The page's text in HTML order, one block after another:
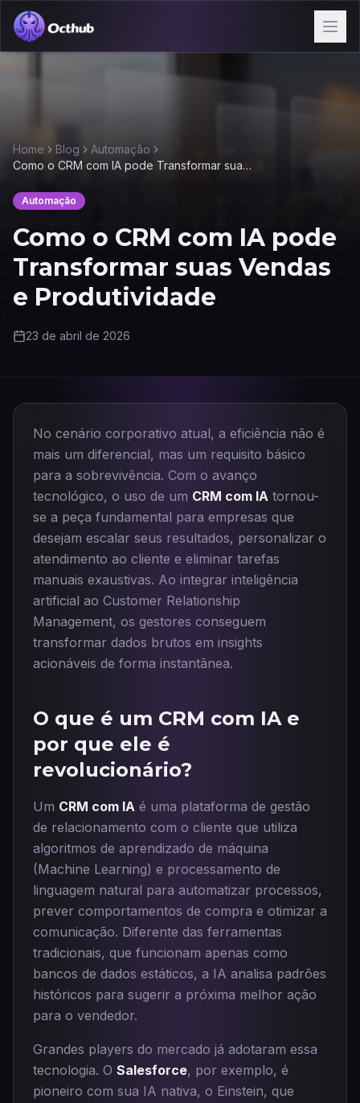
Home Blog
Automação
Como o CRM com IA pode Transformar suas
Automação
Como o CRM com IA pode
Transformar suas Vendas
e Produtividade
23 de abril de 2026
No cenário corporativo atual, a eficiência não é
mais um diferencial, mas um requisito básico
para a sobrevivência. Com o avanço
tecnológico, o uso de um CRM com IA tornou-
se a peça fundamental para empresas que
desejam escalar seus resultados, personalizar o
atendimento ao cliente e eliminar tarefas
manuais exaustivas. Ao integrar inteligência
artificial ao Customer Relationship
Management, os gestores conseguem
transformar dados brutos em insights
acionáveis de forma instantânea.
O que é um CRM com IA e
por que ele é
revolucionário?
Um CRM com IA é uma plataforma de gestão
de relacionamento com o cliente que utiliza
algoritmos de aprendizado de máquina
(Machine Learning) e processamento de
linguagem natural para automatizar processos,
prever comportamentos de compra e otimizar a
comunicação. Diferente das ferramentas
tradicionais, que funcionam apenas como
bancos de dados estáticos, a IA analisa padrões
históricos para sugerir a próxima melhor ação
para o vendedor.
Grandes players do mercado já adotaram essa
tecnologia. O Salesforce, por exemplo, é
pioneiro com sua IA nativa, o Einstein, que